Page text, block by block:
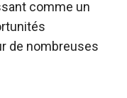
comme un
de nombreuses